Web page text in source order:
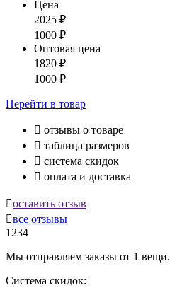
Цена
2025 ₽
1000 ₽
Оптовая цена
1820 ₽
1000 ₽
Перейти в товар
 отзывы о товаре
 таблица размеров
 система скидок
 оплата и доставка
оставить отзыв
все отзывы
1234
Мы отправляем заказы от 1 вещи.
Система скидок: